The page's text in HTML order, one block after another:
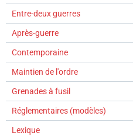
Entre-deux guerres
Après-guerre
Contemporaine
Maintien de l'ordre
Grenades à fusil
Réglementaires (modèles)
Lexique